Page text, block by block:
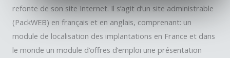
refonte de son site Internet. Il s’agit d’un site administrable
(PackWEB) en français et en anglais, comprenant: un
module de localisation des implantations en France et dans
le monde un module d’offres d’emploi une présentation